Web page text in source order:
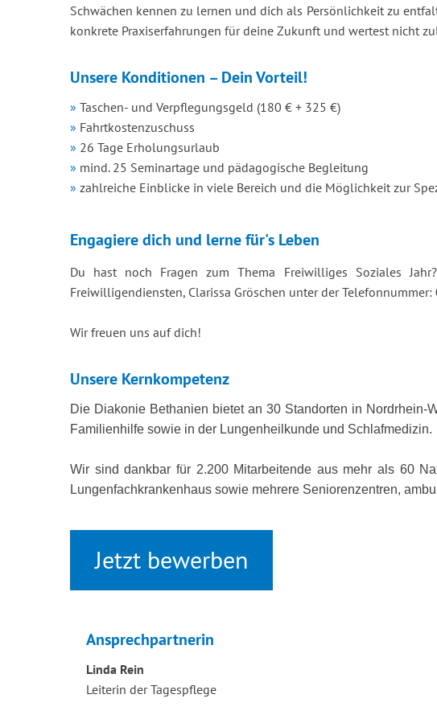
Schwächen kennen zu lernen und dich als Persönlichkeit zu
konkrete Praxiserfahrungen für deine Zukunft und wertest nicht
Unsere Konditionen – Dein Vorteil!
Taschen- und Verpflegungsgeld (180 € + 325 €)
Fahrtkostenzuschuss
26 Tage Erholungsurlaub
mind. 25 Seminartage und pädagogische Begleitung
zahlreiche Einblicke in viele Bereich und die Möglichkeit zur
Engagiere dich und lerne für's Leben
Du hast noch Fragen zum Thema Freiwilliges Soziales
Freiwilligendiensten, Clarissa Gröschen unter der Telefonnummer:
Wir freuen uns auf dich!
Unsere Kernkompetenz
Die Diakonie Bethanien bietet an 30 Standorten in
Familienhilfe sowie in der Lungenheilkunde und Schlafmedizin.
Wir sind dankbar für 2.200 Mitarbeitende aus mehr als 60
Lungenfachkrankenhaus sowie mehrere Seniorenzentren,
Jetzt bewerben
Ansprechpartnerin
Linda Rein
Leiterin der Tagespflege